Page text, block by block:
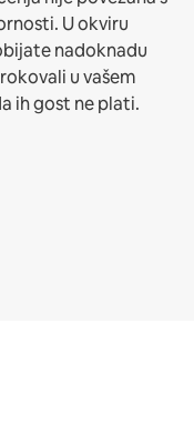
U okviru
nadoknadu
u vašem
ih gost ne plati.